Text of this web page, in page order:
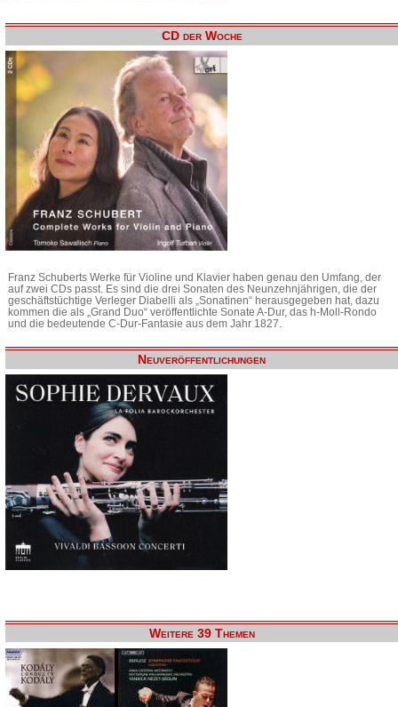
CD der Woche
Franz Schuberts Werke für Violine und Klavier haben genau den Umfang, der
auf zwei CDs passt. Es sind die drei Sonaten des Neunzehnjährigen, die der
geschäftstüchtige Verleger Diabelli als „Sonatinen“ herausgegeben hat, dazu
kommen die als „Grand Duo“ veröffentlichte Sonate A-Dur, das h-Moll-Rondo
und die bedeutende C-Dur-Fantasie aus dem Jahr 1827.
Neuveröffentlichungen
Weitere 39 Themen